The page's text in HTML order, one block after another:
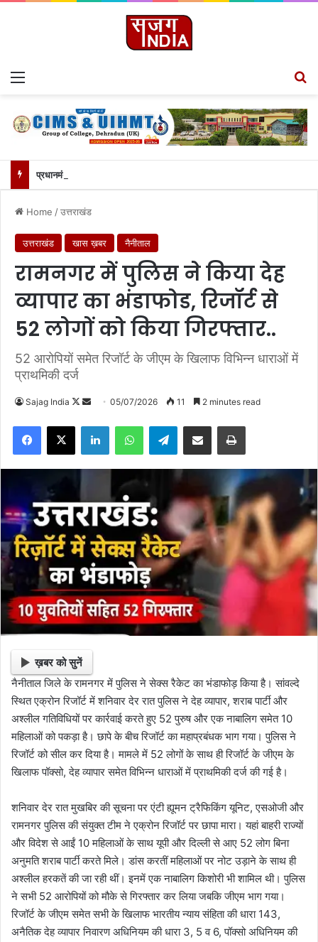
Home /उत्तराखंड
उत्तराखंड खास ख़बर नैनीताल
रामनगर में पुलिस ने किया देह
व्यापार का भंडाफोड, रिजॉर्ट से
52 लोगों को किया गिरफ्तार..
52 आरोपियों समेत रिजॉर्ट के जीएम के खिलाफ विभिन्न धाराओं में
प्राथमिकी दर्ज
Sajag India
F
l
o
o
n
X
n
d
a
e
i
l
05/07/2026 11 2 minutes read
Telegram
ख़बर को सुनें
नैनीताल जिले के रामनगर में पुलिस ने सेक्स रैकेट का भंडाफोड़ किया है। सांवल्दे
स्थित एक्रोन रिजॉर्ट में शनिवार देर रात पुलिस ने देह व्यापार, शराब पार्टी और
अश्लील गतिविधियों पर कार्रवाई करते हुए 52 पुरुष और एक नाबालिग समेत 10
महिलाओं को पकड़ा है। छापे के बीच रिजॉर्ट का महाप्रबंधक भाग गया। पुलिस ने
रिजॉर्ट को सील कर दिया है। मामले में 52 लोगों के साथ ही रिजॉर्ट के जीएम के
खिलाफ पॉक्सो, देह व्यापार समेत विभिन्न धाराओं में प्राथमिकी दर्ज की गई है।
शनिवार देर रात मुखबिर की सूचना पर एंटी ह्यूमन ट्रैफिकिंग यूनिट, एसओजी और
रामनगर पुलिस की संयुक्त टीम ने एक्रोन रिजॉर्ट पर छापा मारा। यहां बाहरी राज्यों
और विदेश से आईं 10 महिलाओं के साथ यूपी और दिल्ली से आए 52 लोग बिना
अनुमति शराब पार्टी करते मिले। डांस करतीं महिलाओं पर नोट उड़ाने के साथ ही
अश्लील हरकतें की जा रही थीं। इनमें एक नाबालिग किशोरी भी शामिल थी। पुलिस
ने सभी 52 आरोपियों को मौके से गिरफ्तार कर लिया जबकि जीएम भाग गया।
रिजॉर्ट के जीएम समेत सभी के खिलाफ भारतीय न्याय संहिता की धारा 143,
अनैतिक देह व्यापार निवारण अधिनियम की धारा 3, 5 व 6, पॉक्सो अधिनियम की